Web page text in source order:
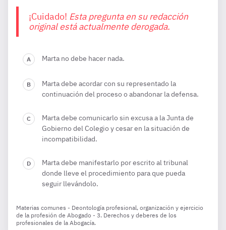
¡Cuidado! Esta pregunta en su redacción
original está actualmente derogada.
Marta no debe hacer nada.
Marta debe acordar con su representado la
continuación del proceso o abandonar la defensa.
Marta debe comunicarlo sin excusa a la Junta de
Gobierno del Colegio y cesar en la situación de
incompatibilidad.
Marta debe manifestarlo por escrito al tribunal
donde lleve el procedimiento para que pueda
seguir llevándolo.
Materias comunes - Deontología profesional, organización y ejercicio
de la profesión de Abogado - 3. Derechos y deberes de los
profesionales de la Abogacía.